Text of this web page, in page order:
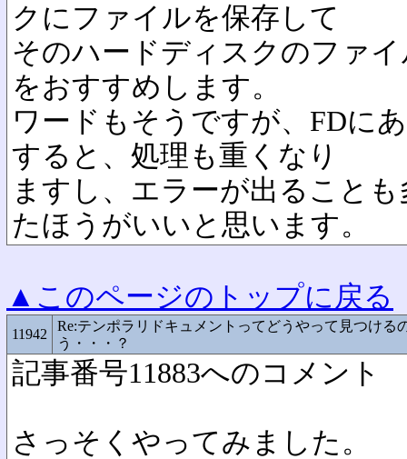
クにファイルを保存して
そのハードディスクのファ
をおすすめします。
ワードもそうですが、FDに
すると、処理も重くなり
ますし、エラーが出ること
たほうがいいと思います。
▲このページのトップに戻る
11942
Re:テンポラリドキュメントってどうやって見つける
う・・・？
記事番号11883へのコメント
さっそくやってみました。